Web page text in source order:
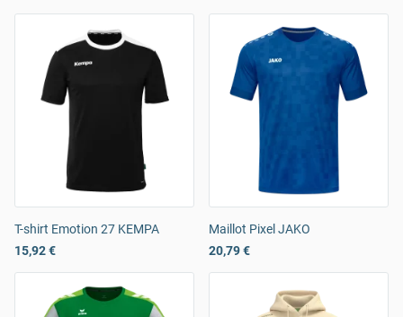
T-shirt Emotion 27 KEMPA
15,92 €
Maillot Pixel JAKO
20,79 €